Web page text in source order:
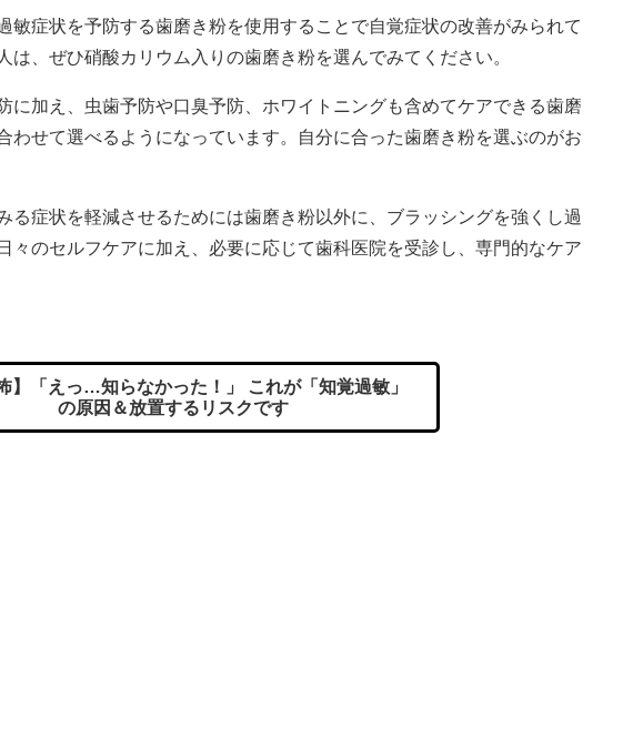
症状を予防する歯磨き粉を使用することで自覚症状の改善がみられて
は、ぜひ硝酸カリウム入りの歯磨き粉を選んでみてください。
加え、虫歯予防や口臭予防、ホワイトニングも含めてケアできる歯磨
わせて選べるようになっています。自分に合った歯磨き粉を選ぶのがお
症状を軽減させるためには歯磨き粉以外に、ブラッシングを強くし過
々のセルフケアに加え、必要に応じて歯科医院を受診し、専門的なケア
】「えっ…知らなかった！」 これが「知覚過敏」
の原因＆放置するリスクです